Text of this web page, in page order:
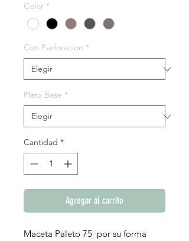
Color *
Con Perforacion *
Plato Base *
Cantidad *
Agregar al carrito
Maceta Paleto 75 por su forma